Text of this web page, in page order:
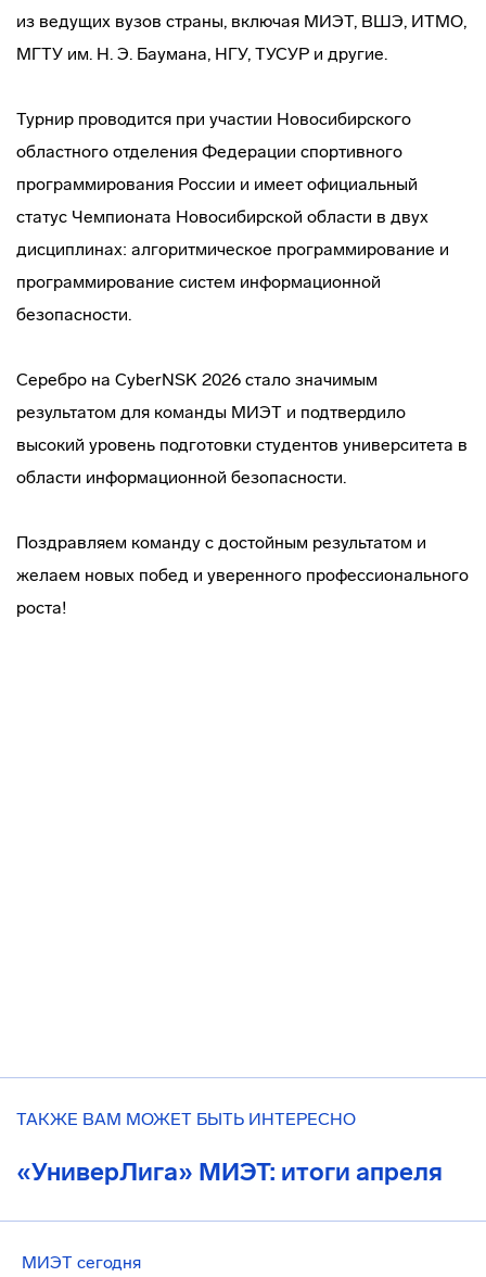
из ведущих вузов страны, включая МИЭТ, ВШЭ, ИТМО,
МГТУ им. Н. Э. Баумана, НГУ, ТУСУР и другие.
Турнир проводится при участии Новосибирского
областного отделения Федерации спортивного
программирования России и имеет официальный
статус Чемпионата Новосибирской области в двух
дисциплинах: алгоритмическое программирование и
программирование систем информационной
безопасности.
Серебро на CyberNSK 2026 стало значимым
результатом для команды МИЭТ и подтвердило
высокий уровень подготовки студентов университета в
области информационной безопасности.
Поздравляем команду с достойным результатом и
желаем новых побед и уверенного профессионального
роста!
ТАКЖЕ ВАМ МОЖЕТ БЫТЬ ИНТЕРЕСНО
«УниверЛига» МИЭТ: итоги апреля
МИЭТ сегодня